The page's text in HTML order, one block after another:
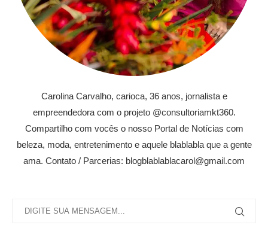
Carolina Carvalho, carioca, 36 anos, jornalista e
empreendedora com o projeto @consultoriamkt360.
Compartilho com vocês o nosso Portal de Notícias com
beleza, moda, entretenimento e aquele blablabla que a gente
ama. Contato / Parcerias: blogblablablacarol@gmail.com